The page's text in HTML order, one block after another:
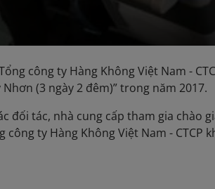
công ty Hàng Không Việt Nam -
(3 ngày 2 đêm)” trong năm 2017.
đối tác, nhà cung cấp tham gia chào
công ty Hàng Không Việt Nam -